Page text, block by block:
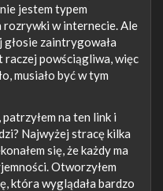
jestem typem
rozrywki w internecie. Ale
zaintrygowała
powściągliwa, więc
musiało być w tym
patrzyłem na ten link i
Najwyżej stracę kilka
się, że każdy ma
Otworzyłem
która wyglądała bardzo